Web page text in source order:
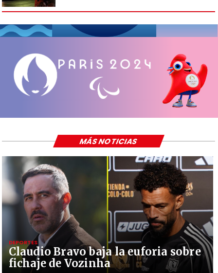
Claudio Bravo baja la euforia sobre
fichaje de Vozinha
DEPORTES
MÁS NOTICIAS